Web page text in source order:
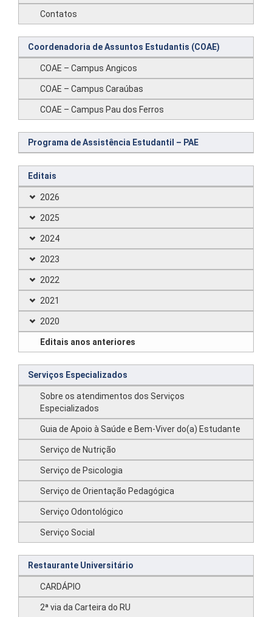
Contatos
Coordenadoria de Assuntos Estudantis (COAE)
COAE – Campus Angicos
COAE – Campus Caraúbas
COAE – Campus Pau dos Ferros
Programa de Assistência Estudantil – PAE
Editais
2026
2025
2024
2023
2022
2021
2020
Editais anos anteriores
Serviços Especializados
Sobre os atendimentos dos Serviços
Especializados
Guia de Apoio à Saúde e Bem-Viver do(a) Estudante
Serviço de Nutrição
Serviço de Psicologia
Serviço de Orientação Pedagógica
Serviço Odontológico
Serviço Social
Restaurante Universitário
CARDÁPIO
2ª via da Carteira do RU